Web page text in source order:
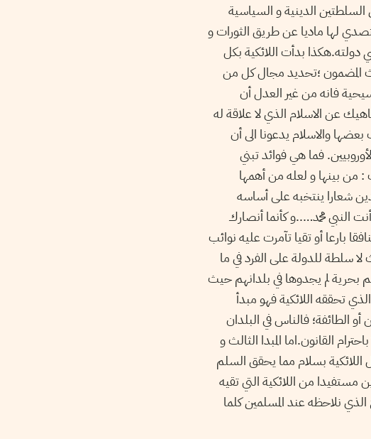
السلطتين الدينية و السياسية
لها ماديا عن طريق الثورات و
دولته.هكذا بدأت اللائكية بكل
المضمون ؛تحديد مجال كل من
فانه من غير العدل أن
عن الاسلام الذي لا علاقة له
والاسلام يدعونا الى أن
فما هي فوائد تبني
: من بينها و لعله من أهمها
شعارا ينتخبه على أساسه
النبي محمد…..و كأنما أنصارك
بارعا أو تقيا تآمرت عليه نوائب
لا سلطة للدولة على الفرد في ما
بحرية لم يجدوها في بلدانهم حيث
تحققه اللائكية فهو مبدأ
أو الطائفة؛ فالناس في البلدان
القانون.اما المبدا الثالث و
اللائكية بسلام مما يحقق السلم
مستفيدا من اللائكية التي تقيه
نلاحظه عند المسلمين كلما